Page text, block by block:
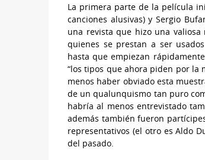
La primera parte de la película
canciones alusivas) y Sergio
una revista que hizo una
quienes se prestan a ser
hasta que empiezan
“los tipos que ahora piden por la
menos haber obviado esta
de un qualunquismo tan puro
habría al menos entrevistado
además también fueron
representativos (el otro es Aldo
del pasado.